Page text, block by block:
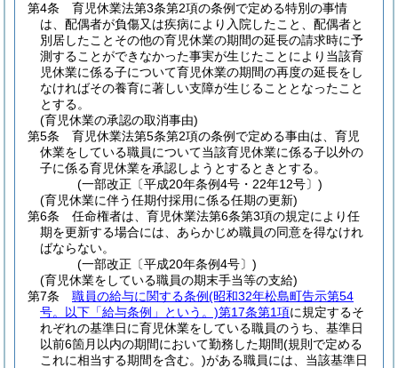
第4条
育児休業法第3条第2項の条例で定める特別の事情
は、配偶者が負傷又は疾病により入院したこと、配偶者と
別居したことその他の育児休業の期間の延長の請求時に予
測することができなかった事実が生じたことにより当該育
児休業に係る子について育児休業の期間の再度の延長をし
なければその養育に著しい支障が生じることとなったこと
とする。
(育児休業の承認の取消事由)
第5条
育児休業法第5条第2項の条例で定める事由は、育児
休業をしている職員について当該育児休業に係る子以外の
子に係る育児休業を承認しようとするときとする。
(一部改正〔平成20年条例4号・22年12号〕)
(育児休業に伴う任期付採用に係る任期の更新)
第6条
任命権者は、育児休業法第6条第3項の規定により任
期を更新する場合には、あらかじめ職員の同意を得なけれ
ばならない。
(一部改正〔平成20年条例4号〕)
(育児休業をしている職員の期末手当等の支給)
第7条
職員の給与に関する条例(昭和32年松島町告示第54
号。以下「給与条例」という。)第17条第1項に規定するそ
れぞれの基準日に育児休業をしている職員のうち、基準日
以前6箇月以内の期間において勤務した期間(規則で定める
これに相当する期間を含む。)がある職員には、当該基準日